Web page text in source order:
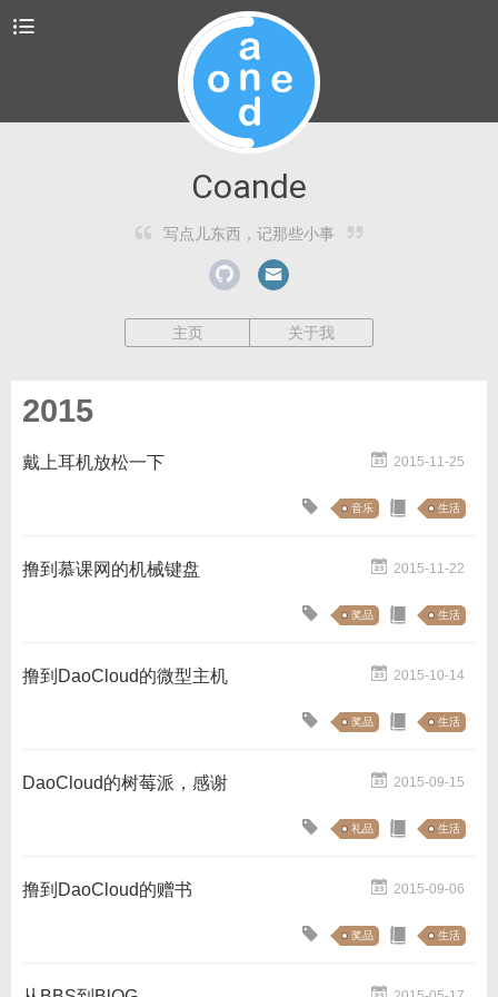
Coande
写点儿东西，记那些小事
主页 关于我
2015
2015-11-25
戴上耳机放松一下
音乐 生活
2015-11-22
撸到慕课网的机械键盘
奖品 生活
2015-10-14
撸到DaoCloud的微型主机
奖品 生活
2015-09-15
DaoCloud的树莓派，感谢
礼品 生活
2015-09-06
撸到DaoCloud的赠书
奖品 生活